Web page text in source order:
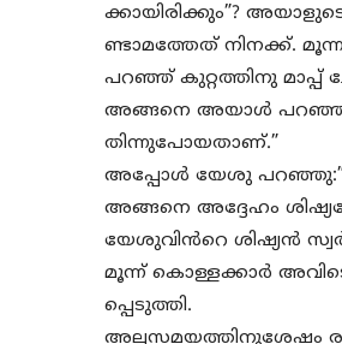
ക്കായിരിക്കും”?
ണ്ടാമത്തേത് നിനക്ക്.
പറഞ്ഞ് കുറ്റത്തിനു മാപ്പ്
അങ്ങനെ അയാൾ പറഞ്ഞു:
തിന്നുപോയതാണ്.”
അപ്പോൾ യേശു പറഞ്ഞു:”
അങ്ങനെ അദ്ദേഹം
യേശുവിൻറെ ശിഷ്യൻ
മൂന്ന് കൊള്ളക്കാർ
പ്പെടുത്തി.
അല്പസമയത്തിനുശേഷം